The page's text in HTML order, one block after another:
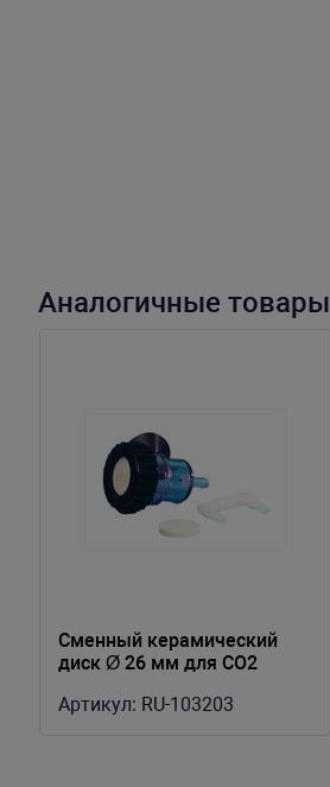
Аналогичные товары
Сменный керамический
диск Ø 26 мм для СО2
Артикул: RU-103203